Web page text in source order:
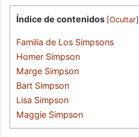
Índice de contenidos [Ocultar]
Familia de Los Simpsons
Homer Simpson
Marge Simpson
Bart Simpson
Lisa Simpson
Maggie Simpson